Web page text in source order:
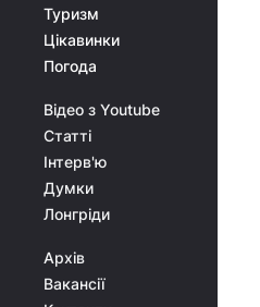
Туризм
Цікавинки
Погода
Відео з Youtube
Статті
Інтерв'ю
Думки
Лонгріди
Архів
Вакансії